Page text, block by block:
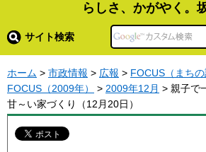
らしさ、かがやく。
サイト検索
ホーム > 市政情報 > 広報 > FOCUS（まちの
FOCUS（2009年）
> 2009年12月 > 親子で
甘～い家づくり（12月20日）